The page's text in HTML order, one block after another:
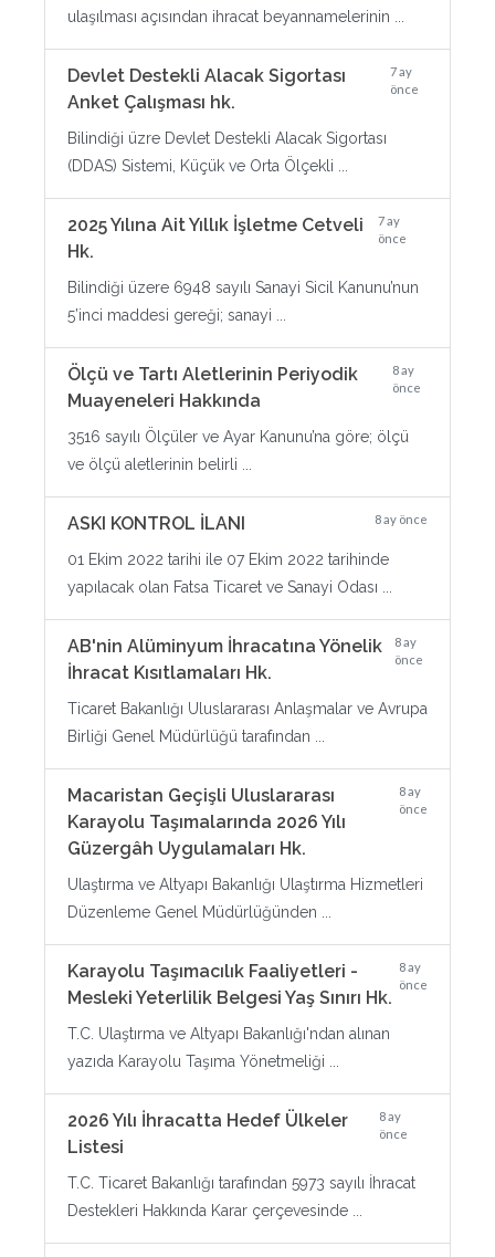
ulaşılması açısından ihracat beyannamelerinin ...
Devlet Destekli Alacak Sigortası
Anket Çalışması hk.
7 ay
önce
Bilindiği üzre Devlet Destekli Alacak Sigortası
(DDAS) Sistemi, Küçük ve Orta Ölçekli ...
2025 Yılına Ait Yıllık İşletme Cetveli
Hk.
7 ay
önce
Bilindiği üzere 6948 sayılı Sanayi Sicil Kanunu’nun
5’inci maddesi gereği; sanayi ...
Ölçü ve Tartı Aletlerinin Periyodik
Muayeneleri Hakkında
8 ay
önce
3516 sayılı Ölçüler ve Ayar Kanunu’na göre; ölçü
ve ölçü aletlerinin belirli ...
ASKI KONTROL İLANI 8 ay önce
01 Ekim 2022 tarihi ile 07 Ekim 2022 tarihinde
yapılacak olan Fatsa Ticaret ve Sanayi Odası ...
AB'nin Alüminyum İhracatına Yönelik
İhracat Kısıtlamaları Hk.
8 ay
önce
Ticaret Bakanlığı Uluslararası Anlaşmalar ve Avrupa
Birliği Genel Müdürlüğü tarafından ...
Macaristan Geçişli Uluslararası
Karayolu Taşımalarında 2026 Yılı
Güzergâh Uygulamaları Hk.
8 ay
önce
Ulaştırma ve Altyapı Bakanlığı Ulaştırma Hizmetleri
Düzenleme Genel Müdürlüğünden ...
Karayolu Taşımacılık Faaliyetleri -
Mesleki Yeterlilik Belgesi Yaş Sınırı Hk.
8 ay
önce
T.C. Ulaştırma ve Altyapı Bakanlığı'ndan alınan
yazıda Karayolu Taşıma Yönetmeliği ...
2026 Yılı İhracatta Hedef Ülkeler
Listesi
8 ay
önce
T.C. Ticaret Bakanlığı tarafından 5973 sayılı İhracat
Destekleri Hakkında Karar çerçevesinde ...